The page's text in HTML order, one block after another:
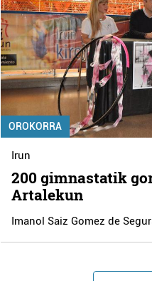
OROKORRA
Irun
200 gimnastatik
Artalekun
Imanol Saiz Gomez de